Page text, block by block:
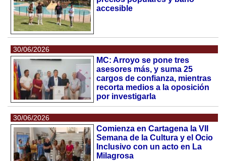
accesible
30/06/2026
MC: Arroyo se pone tres
asesores más, y suma 25
cargos de confianza, mientras
recorta medios a la oposición
por investigarla
30/06/2026
Comienza en Cartagena la VII
Semana de la Cultura y el Ocio
Inclusivo con un acto en La
Milagrosa